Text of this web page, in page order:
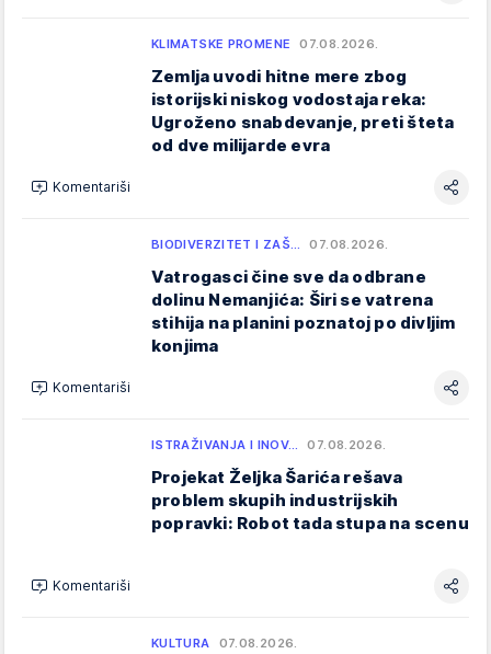
KLIMATSKE PROMENE 07.08.2026.
Zemlja uvodi hitne mere zbog
istorijski niskog vodostaja reka:
Ugroženo snabdevanje, preti šteta
od dve milijarde evra
Komentariši
BIODIVERZITET I ZAŠ… 07.08.2026.
Vatrogasci čine sve da odbrane
dolinu Nemanjića: Širi se vatrena
stihija na planini poznatoj po divljim
konjima
Komentariši
ISTRAŽIVANJA I INOV… 07.08.2026.
Projekat Željka Šarića rešava
problem skupih industrijskih
popravki: Robot tada stupa na scenu
Komentariši
KULTURA 07.08.2026.